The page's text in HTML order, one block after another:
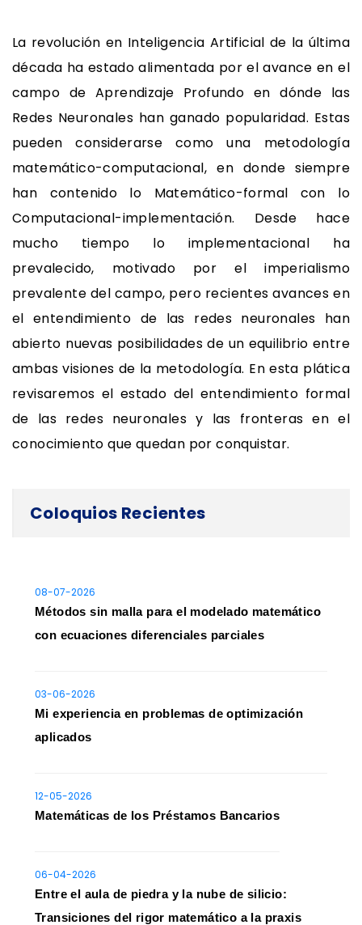
La revolución en Inteligencia Artificial de la última
década ha estado alimentada por el avance en el
campo de Aprendizaje Profundo en dónde las
Redes Neuronales han ganado popularidad. Estas
pueden considerarse como una metodología
matemático-computacional, en donde siempre
han contenido lo Matemático-formal con lo
Computacional-implementación. Desde hace
mucho tiempo lo implementacional ha
prevalecido, motivado por el imperialismo
prevalente del campo, pero recientes avances en
el entendimiento de las redes neuronales han
abierto nuevas posibilidades de un equilibrio entre
ambas visiones de la metodología. En esta plática
revisaremos el estado del entendimiento formal
de las redes neuronales y las fronteras en el
conocimiento que quedan por conquistar.
Coloquios Recientes
08-07-2026
Métodos sin malla para el modelado matemático
con ecuaciones diferenciales parciales
03-06-2026
Mi experiencia en problemas de optimización
aplicados
12-05-2026
Matemáticas de los Préstamos Bancarios
06-04-2026
Entre el aula de piedra y la nube de silicio:
Transiciones del rigor matemático a la praxis